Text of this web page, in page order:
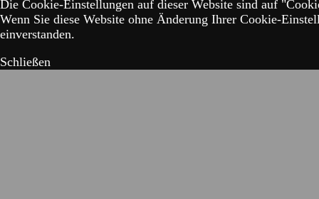
Die Cookie-Einstellungen auf dieser Website sind auf
Wenn Sie diese Website ohne Änderung Ihrer Cookie-
einverstanden.
Schließen